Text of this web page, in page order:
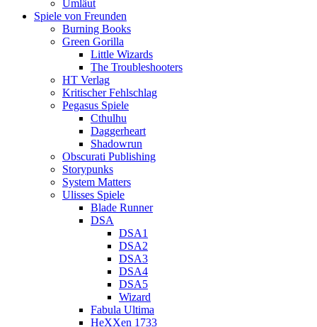
Umläut
Spiele von Freunden
Burning Books
Green Gorilla
Little Wizards
The Troubleshooters
HT Verlag
Kritischer Fehlschlag
Pegasus Spiele
Cthulhu
Daggerheart
Shadowrun
Obscurati Publishing
Storypunks
System Matters
Ulisses Spiele
Blade Runner
DSA
DSA1
DSA2
DSA3
DSA4
DSA5
Wizard
Fabula Ultima
HeXXen 1733